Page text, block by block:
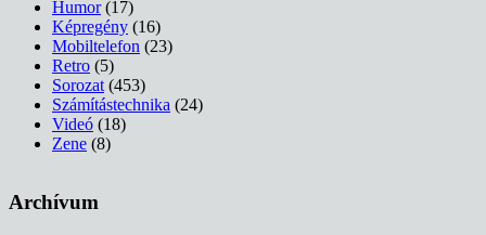
Humor(17)
Képregény (16)
Mobiltelefon (23)
Retro (5)
Sorozat (453)
Számítástechnika (24)
Videó (18)
Zene (8)
Archívum